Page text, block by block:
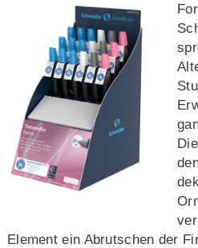
Element ein Abrutschen der